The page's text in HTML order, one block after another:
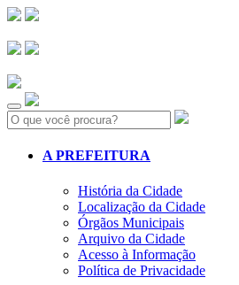
Search:
A PREFEITURA
História da Cidade
Localização da Cidade
Órgãos Municipais
Arquivo da Cidade
Acesso à Informação
Política de Privacidade